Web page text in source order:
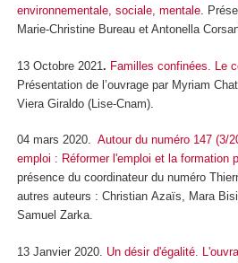
environnementale, sociale, mentale.
Marie-Christine Bureau et Antonella
13 Octobre 2021. Familles confinées. Le
Présentation de l’ouvrage par Myriam
Viera Giraldo (Lise-Cnam).
04 mars 2020. Autour du numéro 147 (3/
emploi : Réformer l'emploi et la formation
présence du coordinateur du numéro
autres auteurs : Christian Azaïs, Mara
Samuel Zarka.
13 Janvier 2020. Un désir d'égalité.